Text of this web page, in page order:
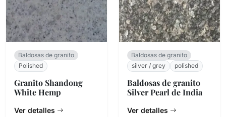
Baldosas de granito
Polished
Granito Shandong
White Hemp
Ver detalles
Baldosas de granito
silver / grey
polished
Baldosas de granito
Silver Pearl de India
Ver detalles